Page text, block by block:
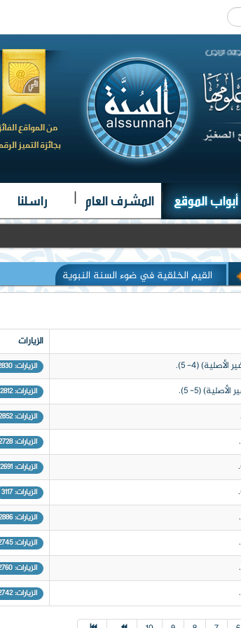
أبواب الموقع | المشرف العام | راسلنا
القيم الخلقية في ضوء السنة النبوية
الزيارات
الزيارات: 2830
الزيارات: 2812
الزيارات: 2852
الزيارات: 2728
الزيارات: 2691
الزيارات: 3117
الزيارات: 2886
الزيارات: 2745
الزيارات: 2760
الزيارات: 2742